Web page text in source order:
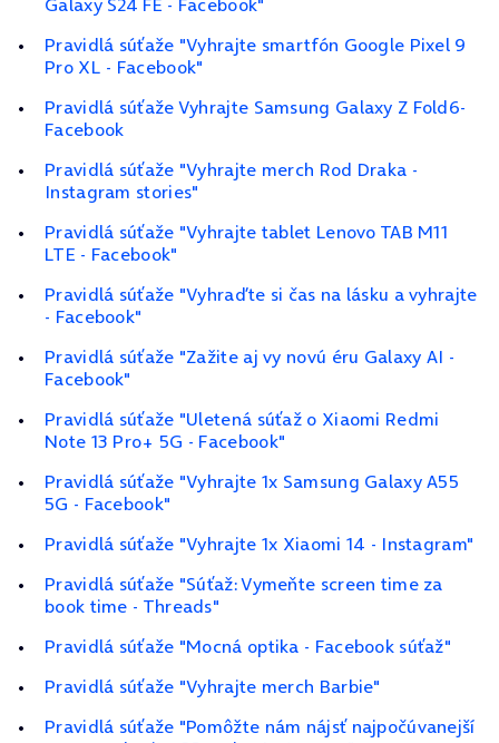
Pravidlá súťaže "Vyhrajte smartfón Google Pixel 9
Pro XL - Facebook"
Pravidlá súťaže Vyhrajte Samsung Galaxy Z Fold6-
Facebook
Pravidlá súťaže "Vyhrajte merch Rod Draka -
Instagram stories"
Pravidlá súťaže "Vyhrajte tablet Lenovo TAB M11
LTE - Facebook"
Pravidlá súťaže "Vyhraďte si čas na lásku a vyhrajte
- Facebook"
Pravidlá súťaže "Zažite aj vy novú éru Galaxy AI -
Facebook"
Pravidlá súťaže "Uletená súťaž o Xiaomi Redmi
Note 13 Pro+ 5G - Facebook"
Pravidlá súťaže "Vyhrajte 1x Samsung Galaxy A55
5G - Facebook"
Pravidlá súťaže "Vyhrajte 1x Xiaomi 14 - Instagram"
Pravidlá súťaže "Súťaž: Vymeňte screen time za
book time - Threads"
Pravidlá súťaže "Mocná optika - Facebook súťaž"
Pravidlá súťaže "Vyhrajte merch Barbie"
Pravidlá súťaže "Pomôžte nám nájsť najpočúvanejší